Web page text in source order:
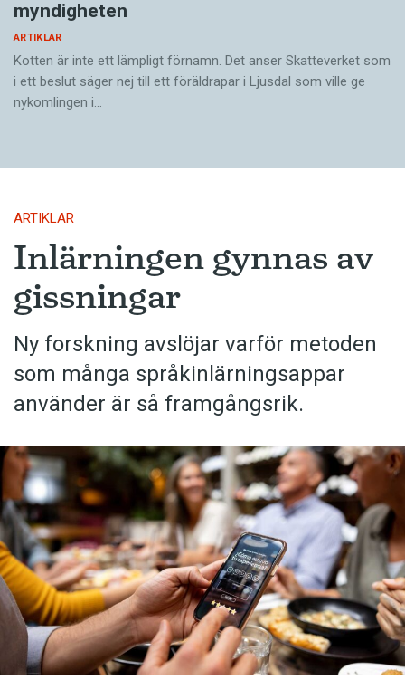
myndigheten
ARTIKLAR
Kotten är inte ett lämpligt förnamn. Det anser Skatte­verket som
i ett beslut säger nej till ett föräldra­par i Ljusdal som ville ge
nykomlingen i…
ARTIKLAR
Inlärningen gynnas av
gissningar
Ny forskning avslöjar varför metoden
som många språkinlärningsappar
använder är så framgångsrik.